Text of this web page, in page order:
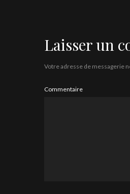
Laisser un
Votre adresse de messagerie
Commentaire